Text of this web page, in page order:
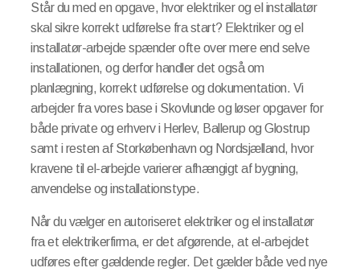
Står du med en opgave, hvor elektriker og el installatør
skal sikre korrekt udførelse fra start? Elektriker og el
installatør-arbejde spænder ofte over mere end selve
installationen, og derfor handler det også om
planlægning, korrekt udførelse og dokumentation. Vi
arbejder fra vores base i Skovlunde og løser opgaver for
både private og erhverv i Herlev, Ballerup og Glostrup
samt i resten af Storkøbenhavn og Nordsjælland, hvor
kravene til el-arbejde varierer afhængigt af bygning,
anvendelse og installationstype.
Når du vælger en autoriseret elektriker og el installatør
fra et elektrikerfirma, er det afgørende, at el-arbejdet
udføres efter gældende regler. Det gælder både ved nye